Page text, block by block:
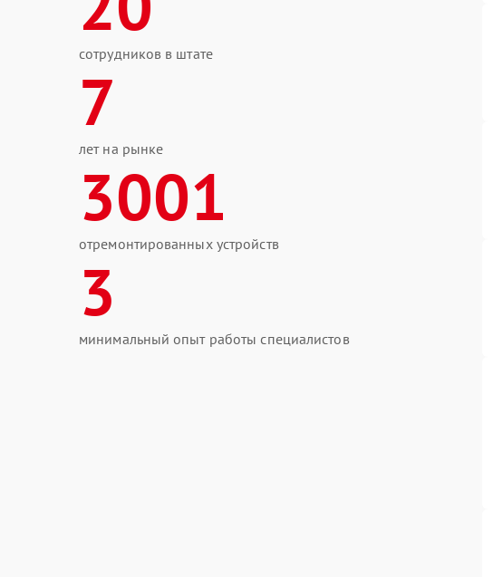
сотрудников в штате
7
лет на рынке
3001
отремонтированных устройств
3
минимальный опыт работы специалистов